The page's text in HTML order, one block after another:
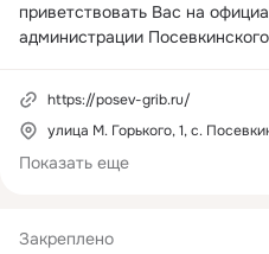
Закреплено
приветствовать Вас на
администрации
области. Страница создана
деятельности администрации
для создания прямого
данном сообществе будут
https://posev-grib.ru/
улица М. Горького, 1, с.
Показать еще